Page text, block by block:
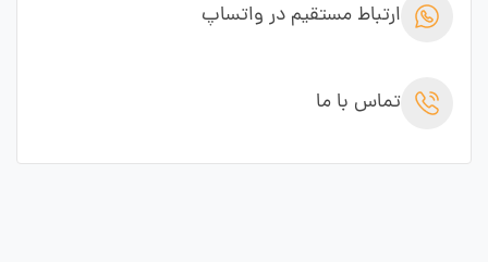
ارتباط مستقیم در واتساپ
تماس با ما